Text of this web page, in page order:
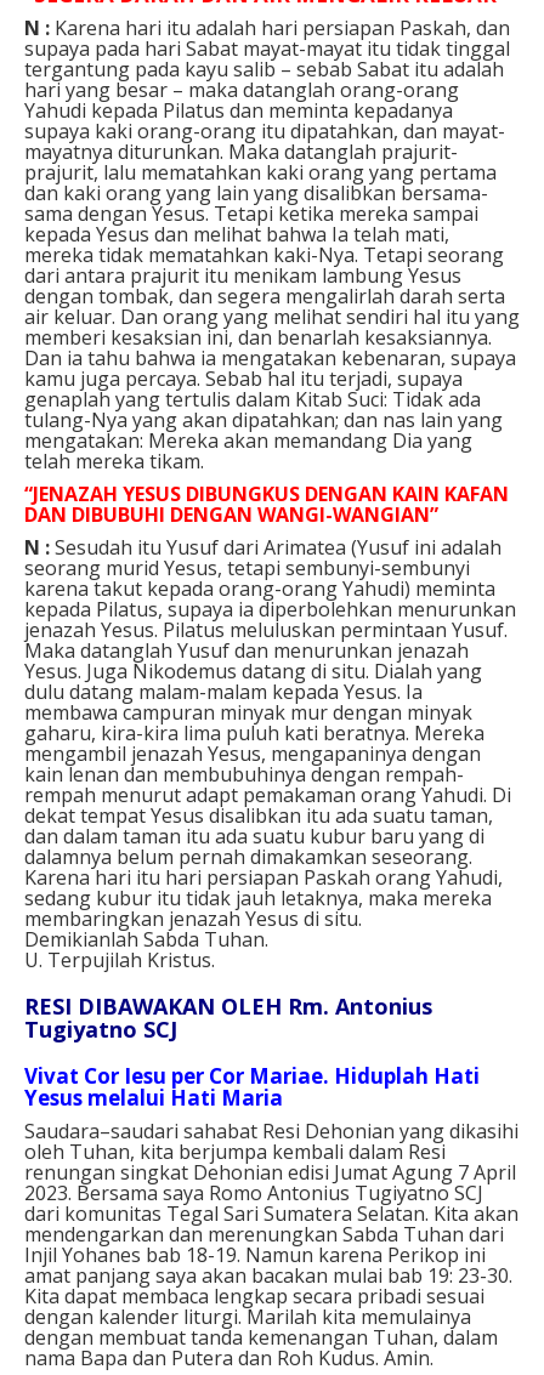
N : Karena hari itu adalah hari persiapan Paskah, dan
supaya pada hari Sabat mayat-mayat itu tidak tinggal
tergantung pada kayu salib – sebab Sabat itu adalah
hari yang besar – maka datanglah orang-orang
Yahudi kepada Pilatus dan meminta kepadanya
supaya kaki orang-orang itu dipatahkan, dan mayat-
mayatnya diturunkan. Maka datanglah prajurit-
prajurit, lalu mematahkan kaki orang yang pertama
dan kaki orang yang lain yang disalibkan bersama-
sama dengan Yesus. Tetapi ketika mereka sampai
kepada Yesus dan melihat bahwa Ia telah mati,
mereka tidak mematahkan kaki-Nya. Tetapi seorang
dari antara prajurit itu menikam lambung Yesus
dengan tombak, dan segera mengalirlah darah serta
air keluar. Dan orang yang melihat sendiri hal itu yang
memberi kesaksian ini, dan benarlah kesaksiannya.
Dan ia tahu bahwa ia mengatakan kebenaran, supaya
kamu juga percaya. Sebab hal itu terjadi, supaya
genaplah yang tertulis dalam Kitab Suci: Tidak ada
tulang-Nya yang akan dipatahkan; dan nas lain yang
mengatakan: Mereka akan memandang Dia yang
telah mereka tikam.
“JENAZAH YESUS DIBUNGKUS DENGAN KAIN KAFAN
DAN DIBUBUHI DENGAN WANGI-WANGIAN”
N :Sesudah itu Yusuf dari Arimatea (Yusuf ini adalah
seorang murid Yesus, tetapi sembunyi-sembunyi
karena takut kepada orang-orang Yahudi) meminta
kepada Pilatus, supaya ia diperbolehkan menurunkan
jenazah Yesus. Pilatus meluluskan permintaan Yusuf.
Maka datanglah Yusuf dan menurunkan jenazah
Yesus. Juga Nikodemus datang di situ. Dialah yang
dulu datang malam-malam kepada Yesus. Ia
membawa campuran minyak mur dengan minyak
gaharu, kira-kira lima puluh kati beratnya. Mereka
mengambil jenazah Yesus, mengapaninya dengan
kain lenan dan membubuhinya dengan rempah-
rempah menurut adapt pemakaman orang Yahudi. Di
dekat tempat Yesus disalibkan itu ada suatu taman,
dan dalam taman itu ada suatu kubur baru yang di
dalamnya belum pernah dimakamkan seseorang.
Karena hari itu hari persiapan Paskah orang Yahudi,
sedang kubur itu tidak jauh letaknya, maka mereka
membaringkan jenazah Yesus di situ.
Demikianlah Sabda Tuhan.
U. Terpujilah Kristus.
RESI DIBAWAKAN OLEH Rm. Antonius
Tugiyatno SCJ
Vivat Cor Iesu per Cor Mariae. Hiduplah Hati
Yesus melalui Hati Maria
Saudara–saudari sahabat Resi Dehonian yang dikasihi
oleh Tuhan, kita berjumpa kembali dalam Resi
renungan singkat Dehonian edisi Jumat Agung 7 April
2023. Bersama saya Romo Antonius Tugiyatno SCJ
dari komunitas Tegal Sari Sumatera Selatan. Kita akan
mendengarkan dan merenungkan Sabda Tuhan dari
Injil Yohanes bab 18-19. Namun karena Perikop ini
amat panjang saya akan bacakan mulai bab 19: 23-30.
Kita dapat membaca lengkap secara pribadi sesuai
dengan kalender liturgi. Marilah kita memulainya
dengan membuat tanda kemenangan Tuhan, dalam
nama Bapa dan Putera dan Roh Kudus. Amin.